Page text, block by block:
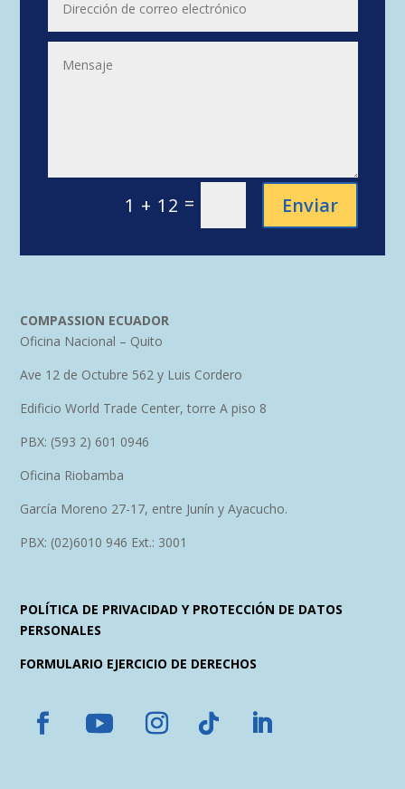
1 + 12 = Enviar
COMPASSION ECUADOR
Oficina Nacional – Quito
Ave 12 de Octubre 562 y Luis Cordero
Edificio World Trade Center, torre A piso 8
PBX: (593 2) 601 0946
Oficina Riobamba
García Moreno 27-17, entre Junín y Ayacucho.
PBX: (02)6010 946 Ext.: 3001
POLÍTICA DE PRIVACIDAD Y PROTECCIÓN DE DATOS
PERSONALES
FORMULARIO EJERCICIO DE DERECHOS